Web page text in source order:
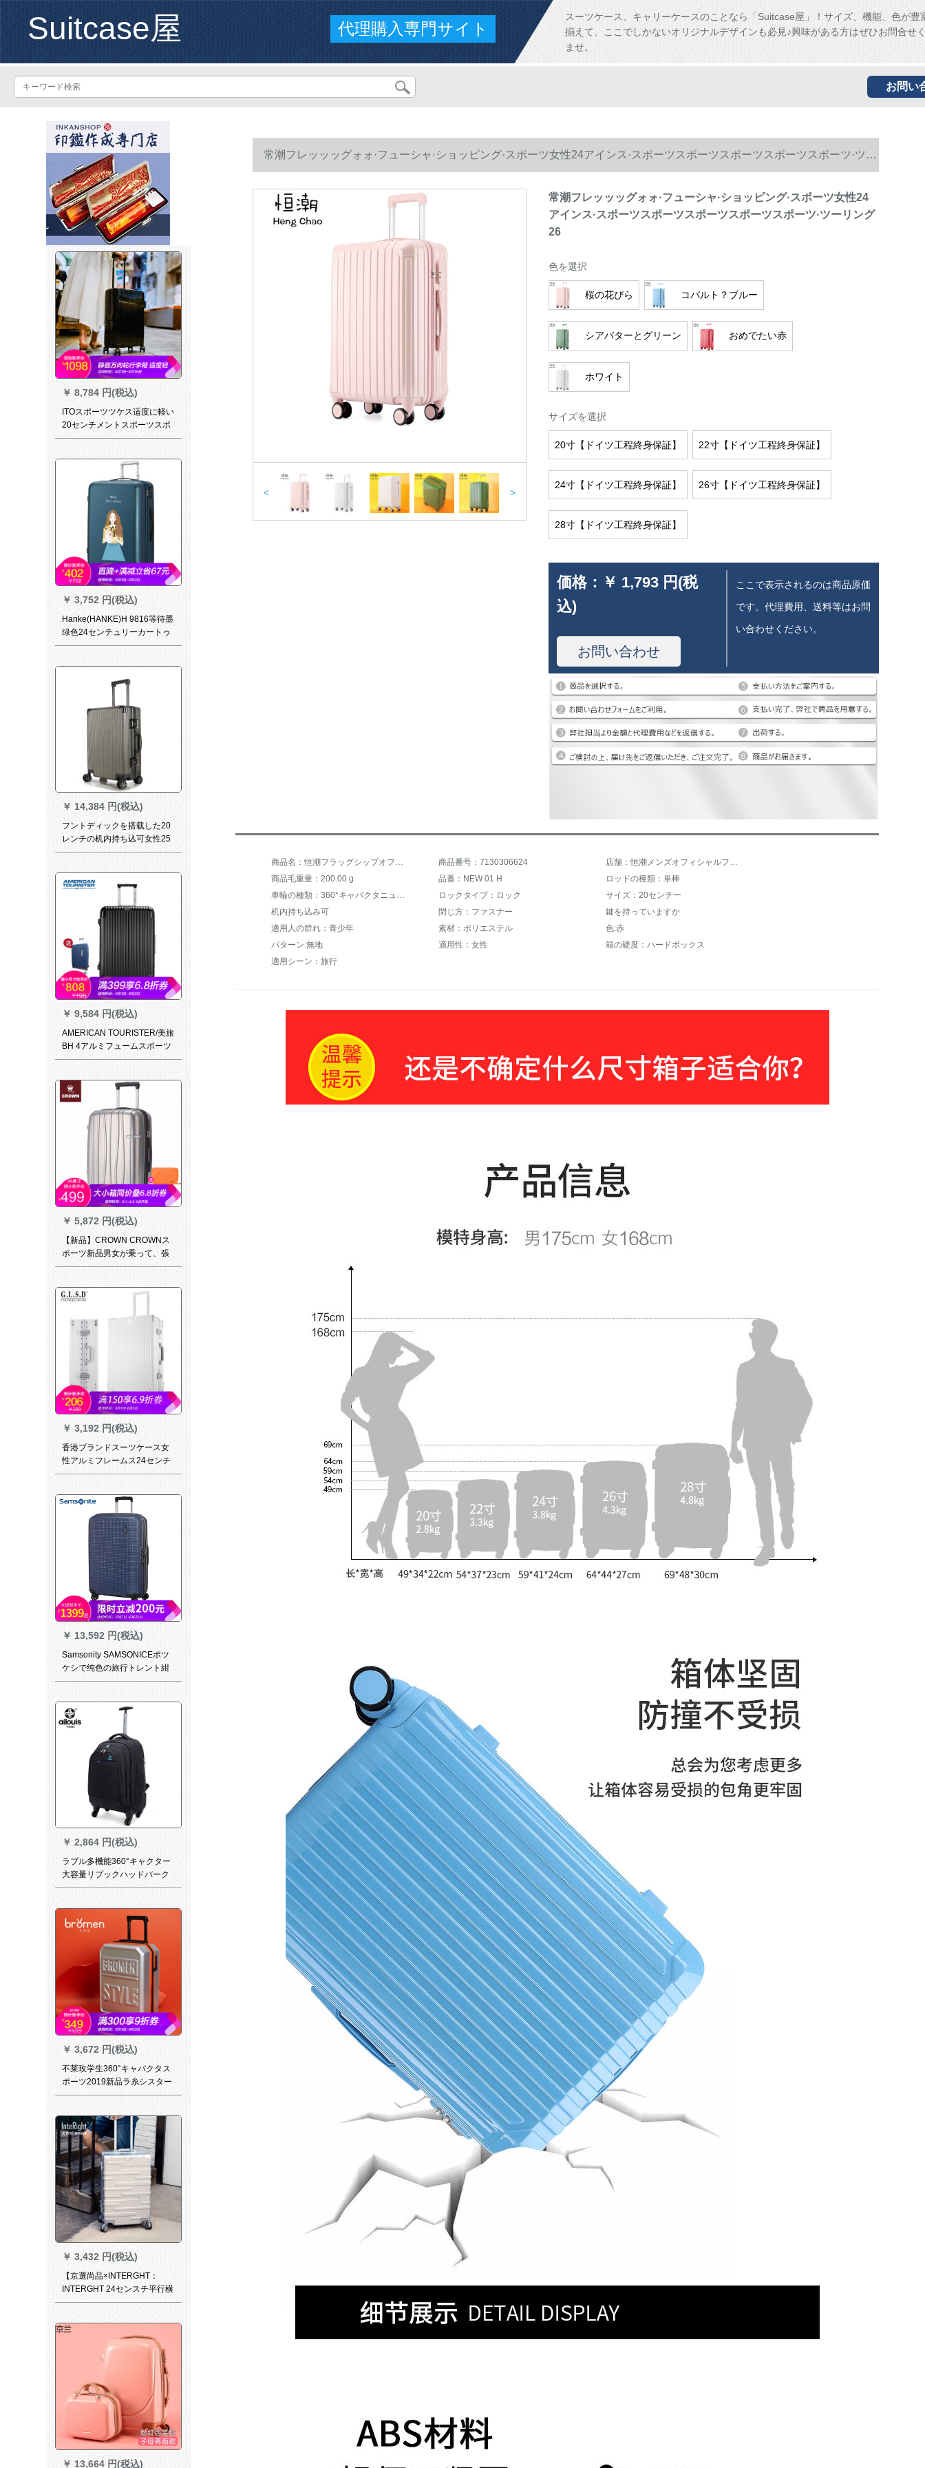
Suitcase屋 代理購入専門サイト
スーツケース、キャリーケースのことなら「Suitcase屋」！サイズ、機能、色が豊
揃えて、ここでしかないオリジナルデザインも必見♪興味がある方はぜひお問合せ
ませ。
お問い
￥ 8,784 円(税込)
ITOスポーツツケス适度に軽い
20センチメントスポーツスポ
ーツスポーツスポーツ360°キ
ツスポーツ男女TSAロックに
ボックスを搭载した木炭ブロ
ックブロック
￥ 3,752 円(税込)
Hanke(HANKE)H 9816等待墨
绿色24センチュリーカートゥ
ーンロック女子大生可爱い旅
￥ 14,384 円(税込)
フントディックを搭载した20
レンチの机内持ち込可女性25
スカウト29シーリングリング
￥ 9,584 円(税込)
AMERICAN TOURISTER/美旅
BH 4アルミフュームスポーツ
スポーツツケス360°キャクタ
ラケット20セチアア(オリジナ
ルケ)
￥ 5,872 円(税込)
【新品】CROWN CROWNス
ポーツ新品男女が乗って、張
拉棒360°キャッチャーTSAロ
ー
￥ 3,192 円(税込)
香港ブランドスーツケース女
性アルミフレームス24センチ
レトロ直角20センチ旅行箱墨
TSAロック搭載ケースケース
ケースケースケースケースケ
ースケースケースケースケー
スケースケースケースケース
ケースケースケースケースケ
ース内持込可おしゃれ防止ア
ルミフレームモデル-白26セン
チー【15-30日正月帰省遠距離
旅行】
￥ 13,592 円(税込)
Samsonity SAMSONICEポツ
ケシで纯色の旅行トレント紺
色の25センステ送箱【自重と
￥ 2,864 円(税込)
ラブル多機能360°キャクター
大容量リプックハッドバーク
飛行機に乗ります。男女旅行
出张のスポーツスポーツは学
生カンバンです。黒い20セダ
ン【360°キャクター】
￥ 3,672 円(税込)
不莱玫学生360°キャバクタス
ポーツ2019新品ラ糸シスター
20イーズ机内持込みスケツ男
ツスポーツ2019新商品
￥ 3,432 円(税込)
【京選尚品×INTERGHT：
INTERGHT 24センスチ平行横
纹アルフレイスポーツスポー
スポーツ
￥ 13,664 円(税込)
常潮フレッッッグォォ·フューシャ·ショッピング·スポーツ女性24アインス·スポーツスポーツスポーツスポーツスポーツ·ツー
リング26
< >
常潮フレッッッグォォ·フューシャ·ショッピング·スポーツ女性24
アインス·スポーツスポーツスポーツスポーツスポーツ·ツーリング
26
色を選択
桜の花びら コバルト？ブルー
シアバターとグリーン おめでたい赤
ホワイト
サイズを選択
20寸【ドイツ工程終身保証】 22寸【ドイツ工程終身保証】
24寸【ドイツ工程終身保証】 26寸【ドイツ工程終身保証】
28寸【ドイツ工程終身保証】
価格： ￥ 1,793 円(税
込)
お問い合わせ
ここで表示されるのは商品原価
です。代理費用、送料等はお問
い合わせください。
商品名：恒潮フラッグシップオフィシャルショップスーツケース女性24インチスケンズネット紅ins潮旅行TSAロック搭載ケース26インチの小型20インチ桜パウダー26インチ【ドイツ工程終身保証】 商品番号：7130306624
店舗：恒潮メンズオフィシャルフラッグショップ
商品毛重量：200.00 g
品番：NEW 01 H
ロッドの種類：単棒
車輪の種類：360°キャバクタニュース
ロックタイプ：ロック
サイズ：20センチー
机内持ち込み可
閉じ方：ファスナー
鍵を持っていますか
適用人の群れ：青少年
素材：ポリエステル
色:赤
パターン:無地
適用性：女性
箱の硬度：ハードボックス
適用シーン：旅行